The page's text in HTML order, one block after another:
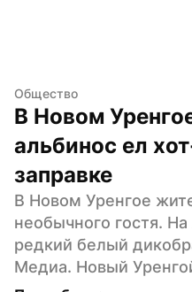
Общество
В Новом
альбинос ел
заправке
В Новом Уренгое
необычного гостя.
редкий белый
Медиа. Новый